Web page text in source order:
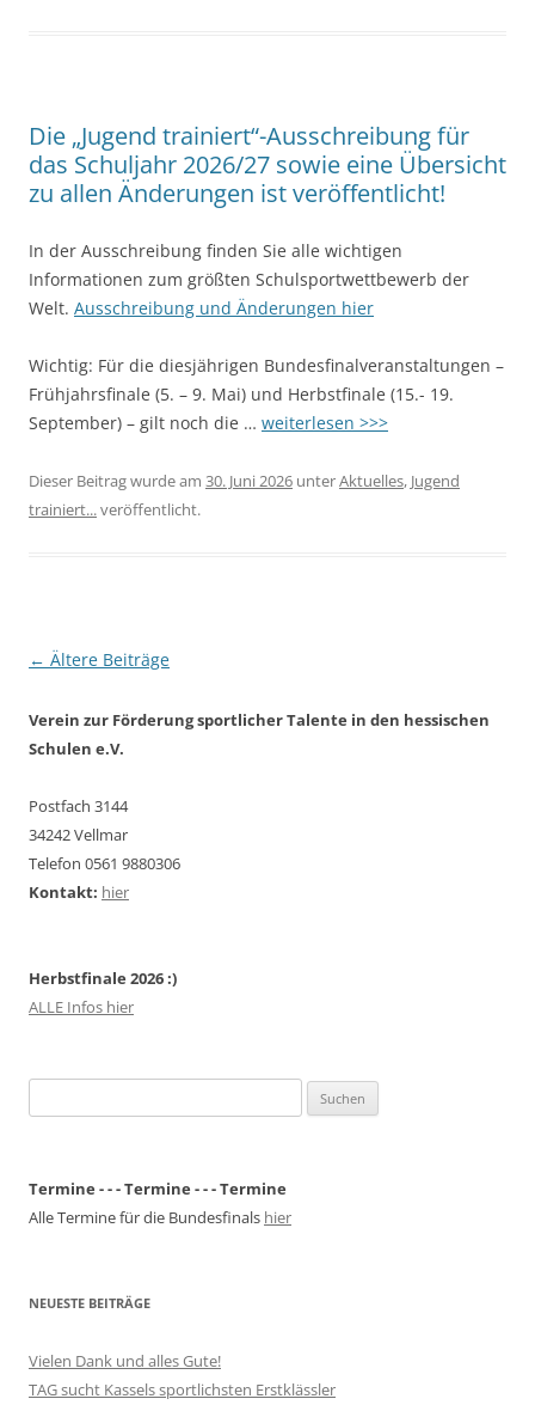
Die „Jugend trainiert“-Ausschreibung für
das Schuljahr 2026/27 sowie eine Übersicht
zu allen Änderungen ist veröffentlicht!
In der Ausschreibung finden Sie alle wichtigen
Informationen zum größten Schulsportwettbewerb der
Welt. Ausschreibung und Änderungen hier
Wichtig: Für die diesjährigen Bundesfinalveranstaltungen –
Frühjahrsfinale (5. – 9. Mai) und Herbstfinale (15.- 19.
September) – gilt noch die … weiterlesen >>>
Dieser Beitrag wurde am 30. Juni 2026 unterAktuelles, Jugend
trainiert...veröffentlicht.
Beitragsnavigation
← Ältere Beiträge
Verein zur Förderung sportlicher Talente in den hessischen
Schulen e.V.
Postfach 3144
34242 Vellmar
Telefon 0561 9880306
Kontakt: hier
Herbstfinale 2026 :)
ALLE Infos hier
nach:
Termine - - - Termine - - - Termine
Alle Termine für die Bundesfinals hier
NEUESTE BEITRÄGE
Vielen Dank und alles Gute!
TAG sucht Kassels sportlichsten Erstklässler